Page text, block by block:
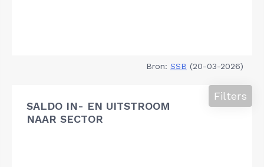
Bron: SSB (20-03-2026)
SALDO IN- EN UITSTROOM
NAAR SECTOR
Filters